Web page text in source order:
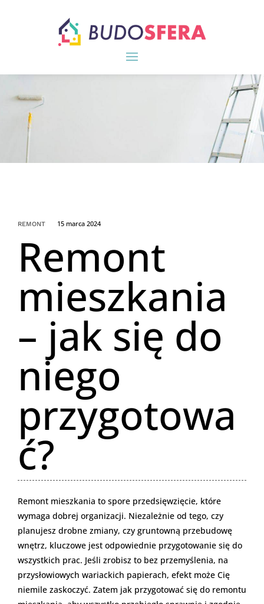
REMONT 15 marca 2024
Remont
mieszkania
– jak się do
niego
przygotowa
ć?
Remont mieszkania to spore przedsięwzięcie, które
wymaga dobrej organizacji. Niezależnie od tego, czy
planujesz drobne zmiany, czy gruntowną przebudowę
wnętrz, kluczowe jest odpowiednie przygotowanie się do
wszystkich prac. Jeśli zrobisz to bez przemyślenia, na
przysłowiowych wariackich papierach, efekt może Cię
niemile zaskoczyć. Zatem jak przygotować się do remontu